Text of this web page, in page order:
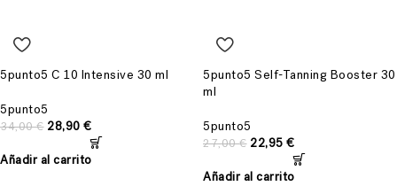
5punto5 C 10 Intensive 30 ml
5punto5
34,00€ 28,90 €
Añadir al carrito
5punto5 Self-Tanning Booster 30
ml
5punto5
27,00€ 22,95 €
Añadir al carrito